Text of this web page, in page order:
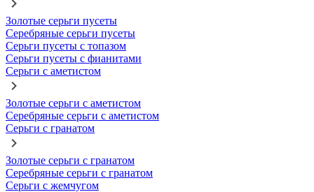
Золотые серьги пусеты
Серебряные серьги пусеты
Серьги пусеты с топазом
Серьги пусеты с фианитами
Серьги с аметистом
Золотые серьги с аметистом
Серебряные серьги с аметистом
Серьги с гранатом
Золотые серьги с гранатом
Серебряные серьги с гранатом
Серьги с жемчугом